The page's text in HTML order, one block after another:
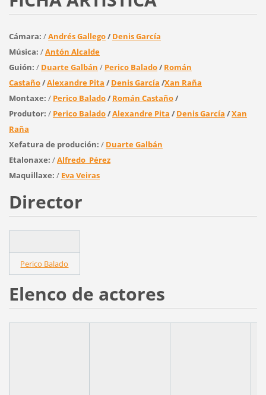
Cámara: /Andrés Gallego/ Denis García
Música: /Antón Alcalde
Guión: / Duarte Galbán / Perico Balado/ Román
Castaño/Alexandre Pita / Denis García /Xan Raña
Montaxe: / Perico Balado/ Román Castaño/
Produtor: / Perico Balado/Alexandre Pita / Denis García /Xan
Raña
Xefatura de produción: / Duarte Galbán
Etalonaxe: /Alfredo Pérez
Maquillaxe: / Eva Veiras
Director
Perico Balado
Elenco de actores